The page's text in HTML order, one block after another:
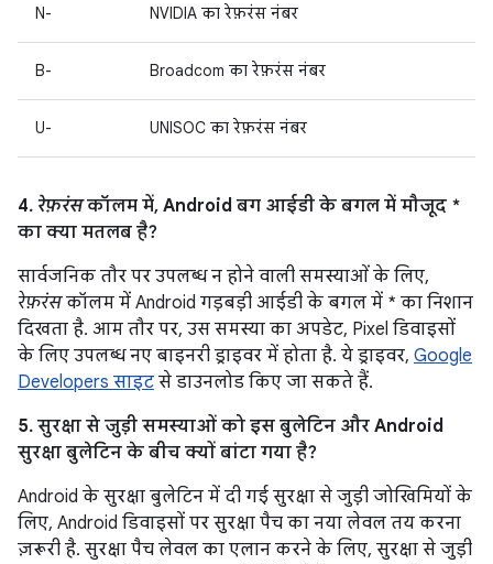
N- NVIDIA का रेफ़रंस नंबर
B- Broadcom का रेफ़रंस नंबर
U- UNISOC का रेफ़रंस नंबर
4. रेफ़रंसकॉलम में, Android बग आईडी के बगल में मौजूद *
का क्या मतलब है?
सार्वजनिक तौर पर उपलब्ध न होने वाली समस्याओं के लिए,
रेफ़रंसकॉलम में Android गड़बड़ी आईडी के बगल में * का निशान
दिखता है. आम तौर पर, उस समस्या का अपडेट, Pixel डिवाइसों
के लिए उपलब्ध नए बाइनरी ड्राइवर में होता है. ये ड्राइवर, Google
Developers साइट से डाउनलोड किए जा सकते हैं.
5. सुरक्षा से जुड़ी समस्याओं को इस बुलेटिन और Android
सुरक्षा बुलेटिन के बीच क्यों बांटा गया है?
Android के सुरक्षा बुलेटिन में दी गई सुरक्षा से जुड़ी जोखिमियों के
लिए, Android डिवाइसों पर सुरक्षा पैच का नया लेवल तय करना
ज़रूरी है. सुरक्षा पैच लेवल का एलान करने के लिए, सुरक्षा से जुड़ी